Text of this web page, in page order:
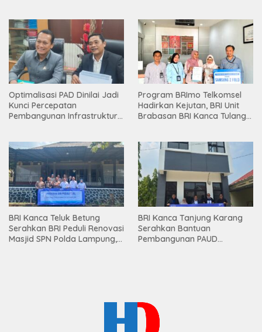
Optimalisasi PAD Dinilai Jadi
Kunci Percepatan
Pembangunan Infrastruktur
Program BRImo Telkomsel
Hadirkan Kejutan, BRI Unit
Brabasan BRI Kanca Tulang
Mesuji
BRI Kanca Teluk Betung
Serahkan BRI Peduli Renovasi
Masjid SPN Polda Lampung,
BRI Kanca Tanjung Karang
Serahkan Bantuan
Pembangunan PAUD